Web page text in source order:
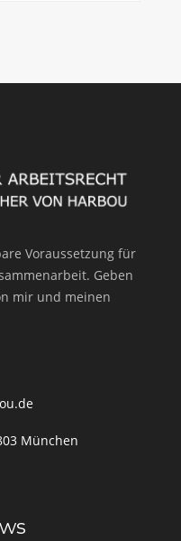
Voraussetzung für
Geben
mir und meinen
München